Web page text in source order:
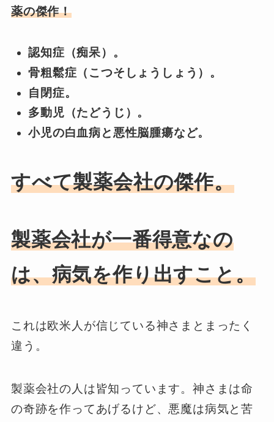
薬の傑作！
認知症（痴呆）。
骨粗鬆症（こつそしょうしょう）。
自閉症。
多動児（たどうじ）。
小児の白血病と悪性脳腫瘍など。
すべて製薬会社の傑作。
製薬会社が一番得意なの
は、病気を作り出すこと。
これは欧米人が信じている神さまとまったく
違う。
製薬会社の人は皆知っています。神さまは命
の奇跡を作ってあげるけど、悪魔は病気と苦